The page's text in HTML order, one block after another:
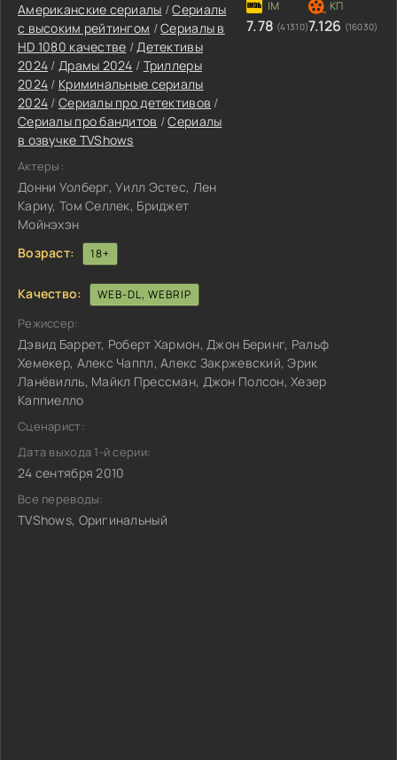
Американские сериалы /Сериалы
с высоким рейтингом /Сериалы в
HD 1080 качестве /Детективы
2024 / Драмы 2024 / Триллеры
2024 / Криминальные сериалы
2024 / Сериалы про детективов /
Сериалы про бандитов /Сериалы
в озвучке TVShows
Актеры:
Донни Уолберг, Уилл Эстес, Лен
Кариу, Том Селлек, Бриджет
Мойнэхэн
Возраст:
18+
7.78 (41310)7.126 (16030)
Качество: WEB-DL, WEBRIP
Режиссер:
Дэвид Баррет, Роберт Хармон, Джон Беринг, Ральф
Хемекер, Алекс Чаппл, Алекс Закржевский, Эрик
Ланёвилль, Майкл Прессман, Джон Полсон, Хезер
Каппиелло
Сценарист:
Дата выхода 1-й серии:
24 сентября 2010
Все переводы:
TVShows, Оригинальный